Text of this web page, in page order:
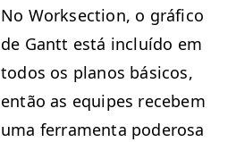
No Work­sec­tion, o grá­fi­co
de Gantt está incluí­do em
todos os planos bási­cos,
então as equipes recebem
uma fer­ra­men­ta poderosa